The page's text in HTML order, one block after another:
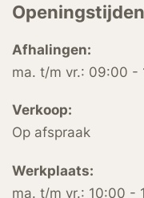
Openingstijden
Afhalingen:
ma. t/m vr.: 09:00 -
Verkoop:
Op afspraak
Werkplaats:
ma. t/m vr.: 10:00 -